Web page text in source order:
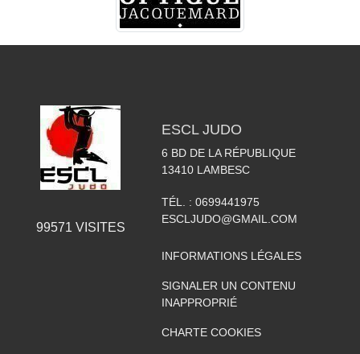
99571 VISITES
ESCL JUDO
6 BD DE LA RÉPUBLIQUE
13410 LAMBESC
TÉL. : 0699441975
ESCLJUDO@GMAIL.COM
INFORMATIONS LÉGALES
SIGNALER UN CONTENU
INAPPROPRIÉ
CHARTE COOKIES